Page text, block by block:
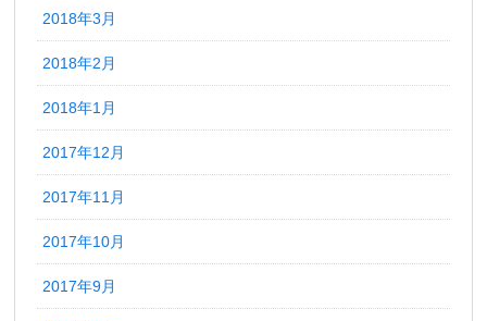
2018年3月
2018年2月
2018年1月
2017年12月
2017年11月
2017年10月
2017年9月